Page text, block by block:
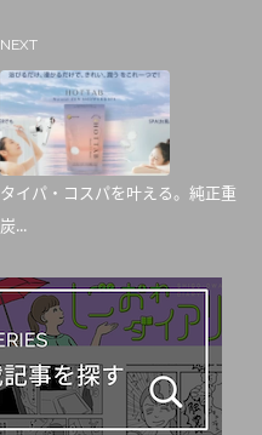
NEXT
タイパ・コスパを叶える。純正重
炭...